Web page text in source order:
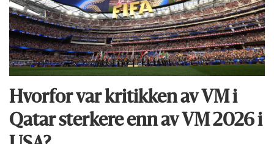
Hvorfor var kritikken av VM i
Qatar sterkere enn av VM 2026 i